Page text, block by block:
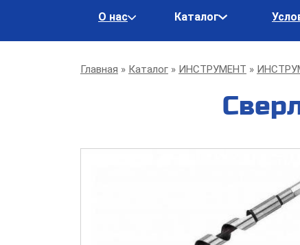
Основная
навигация
О нас Каталог
Строка
Главная Каталог ИНСТРУМЕНТ